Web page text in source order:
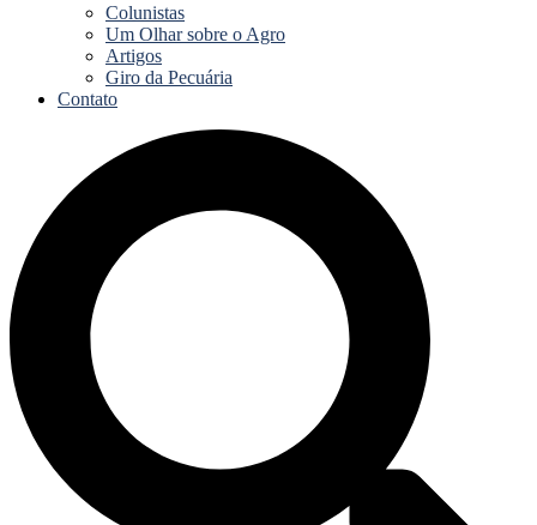
Colunistas
Um Olhar sobre o Agro
Artigos
Giro da Pecuária
Contato